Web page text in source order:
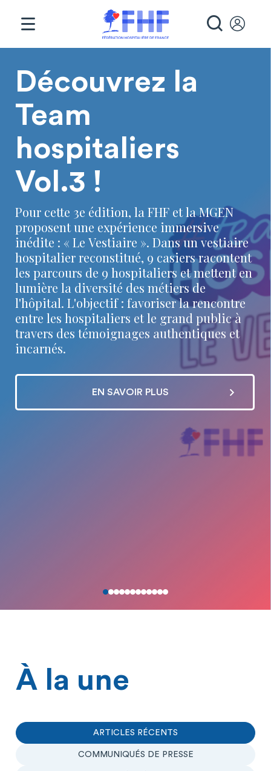
Page d'accueil
Découvrez la
Team
hospitaliers
Vol.3 !
Pour cette 3e édition, la FHF et la MGEN
proposent une expérience immersive
inédite : « Le Vestiaire ». Dans un vestiaire
hospitalier reconstitué, 9 casiers racontent
les parcours de 9 hospitaliers et mettent en
lumière la diversité des métiers de
l'hôpital. L'objectif : favoriser la rencontre
entre les hospitaliers et le grand public à
travers des témoignages authentiques et
incarnés.
EN SAVOIR PLUS
À la une
ARTICLES RÉCENTS
COMMUNIQUÉS DE PRESSE
Panneau de gestion des cookies